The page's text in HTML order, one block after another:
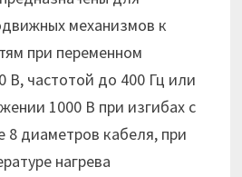
механизмов к
при переменном
В, частотой до 400 Гц или
1000 В при изгибах с
8 диаметров кабеля, при
нагрева